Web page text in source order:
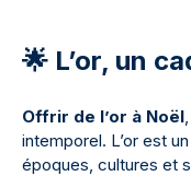
🌟 L’or, un
Offrir de l’or à Noël
intemporel. L’or est
époques, cultures et